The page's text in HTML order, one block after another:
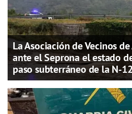
La Asociación de Vecinos
ante el Seprona el estado
paso subterráneo de la N-